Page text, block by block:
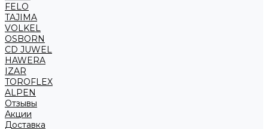
FELO
TAJIMA
VOLKEL
OSBORN
CD JUWEL
HAWERA
IZAR
TOROFLEX
ALPEN
Отзывы
Акции
Доставка